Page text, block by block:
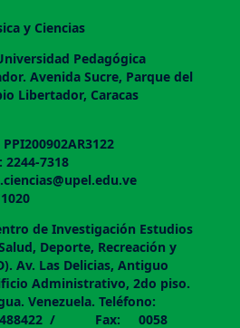
y Ciencias
Pedagógica
Avenida Sucre, Parque del
Libertador, Caracas
2244-7318
de Investigación Estudios
Deporte, Recreación y
Av. Las Delicias, Antiguo
Administrativo, 2do piso.
Venezuela. Teléfono:
/ Fax: 0058